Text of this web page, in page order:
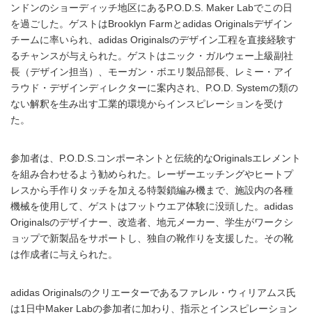
ンドンのショーディッチ地区にあるP.O.D.S. Maker Labでこの日
を過ごした。ゲストはBrooklyn Farmとadidas Originalsデザイン
チームに率いられ、adidas Originalsのデザイン工程を直接経験す
るチャンスが与えられた。ゲストはニック・ガルウェー上級副社
長（デザイン担当）、モーガン・ボエリ製品部長、レミー・アイ
ラウド・デザインディレクターに案内され、P.O.D. Systemの類の
ない解釈を生み出す工業的環境からインスピレーションを受け
た。
参加者は、P.O.D.S.コンポーネントと伝統的なOriginalsエレメント
を組み合わせるよう勧められた。レーザーエッチングやヒートプ
レスから手作りタッチを加える特製鎖編み機まで、施設内の各種
機械を使用して、ゲストはフットウエア体験に没頭した。adidas
Originalsのデザイナー、改造者、地元メーカー、学生がワークシ
ョップで新製品をサポートし、独自の靴作りを支援した。その靴
は作成者に与えられた。
adidas Originalsのクリエーターであるファレル・ウィリアムス氏
は1日中Maker Labの参加者に加わり、指示とインスピレーション